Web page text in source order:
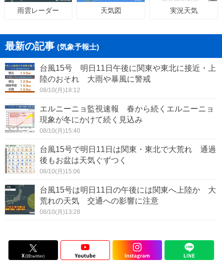
雨雲レーダー 天気図 実況天気
最新の記事 (気象予報士)
台風15号 明日11日午後に関東や東北に接近・上
陸のおそれ 大雨や暴風に警戒
08/10(月)18:12
エルニーニョ監視速報 春から続くエルニーニョ
現象が冬にかけて続く見込み
08/10(月)15:40
台風15号で明日11日は関東・東北で大荒れ 通過
後もお盆は天気ぐずつく
08/10(月)15:06
台風15号は明日11日の午後には関東へ上陸か 大
荒れの天気 交通への影響に注意
08/10(月)13:28